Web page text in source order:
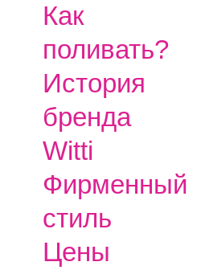
Как
поливать?
История
бренда
Witti
Фирменный
стиль
Цены